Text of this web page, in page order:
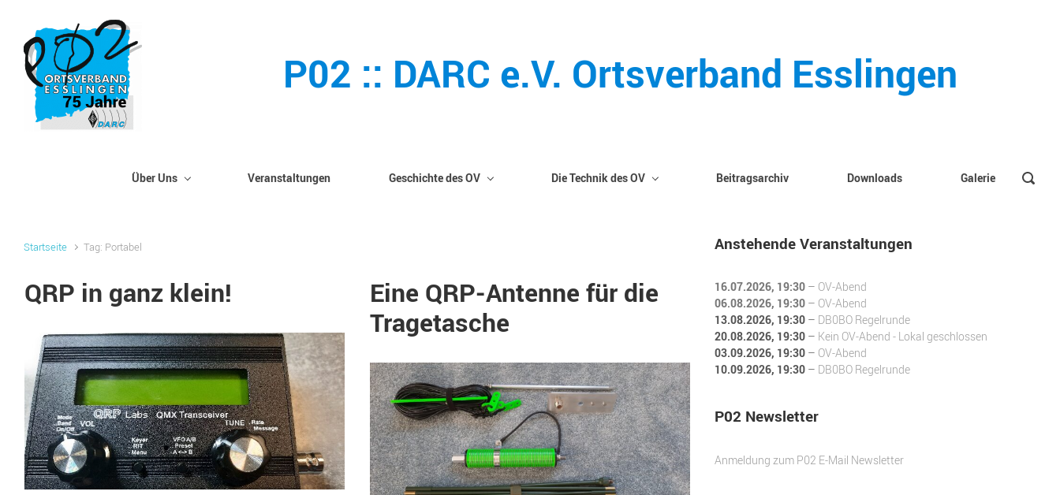
Zum Hauptinhalt springen
P02 :: DARC e.V. Ortsverband Esslingen
Über Uns Veranstaltungen Geschichte des OV Die Technik des OV Beitragsarchiv Downloads Galerie
Startseite Tag: Portabel
QRP in ganz klein!
Eine QRP-Antenne für die
Tragetasche
Anstehende Veranstaltungen
16.07.2026, 19:30 – OV-Abend
06.08.2026, 19:30 – OV-Abend
13.08.2026, 19:30 – DB0BO Regelrunde
20.08.2026, 19:30 – Kein OV-Abend - Lokal geschlossen
03.09.2026, 19:30 – OV-Abend
10.09.2026, 19:30 – DB0BO Regelrunde
P02 Newsletter
Anmeldung zum P02 E-Mail Newsletter